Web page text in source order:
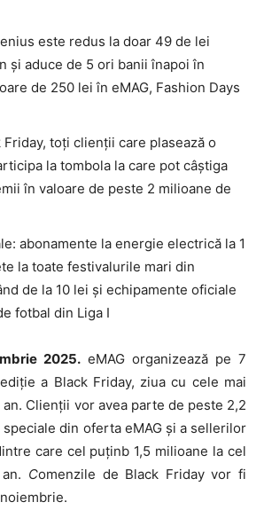
este redus la doar 49 de lei
și aduce de 5 ori banii înapoi în
de 250 lei în eMAG, Fashion Days
Friday, toți clienții care plasează o
la tombola la care pot câștiga
în valoare de peste 2 milioane de
abonamente la energie electrică la 1
la toate festivalurile mari din
de la 10 lei și echipamente oficiale
fotbal din Liga I
2025. eMAG organizează pe 7
a Black Friday, ziua cu cele mai
Clienții vor avea parte de peste 2,2
din oferta eMAG și a sellerilor
care cel puținb 1,5 milioane la cel
Comenzile de Black Friday vor fi